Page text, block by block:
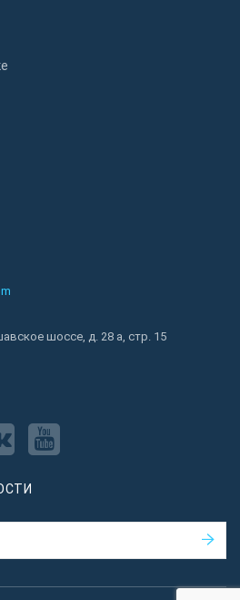
шоссе, д. 28 а, стр. 15